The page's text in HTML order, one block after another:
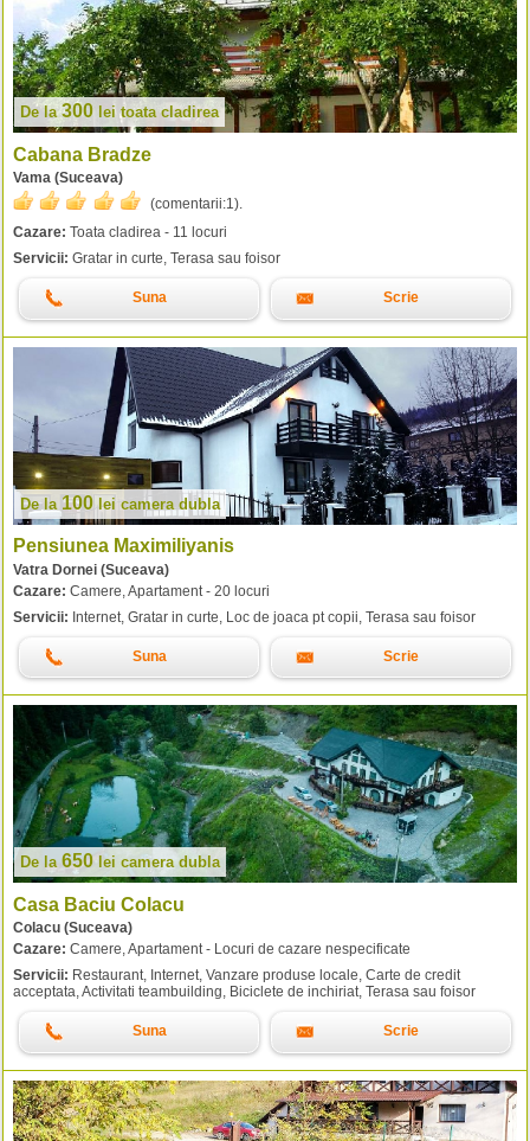
De la 300 leitoata cladirea
Cabana Bradze
Vama (Suceava)
(comentarii:1).
Cazare: Toata cladirea - 11 locuri
Servicii: Gratar in curte, Terasa sau foisor
Suna Scrie
De la 100 lei camera dubla
Pensiunea Maximiliyanis
Vatra Dornei (Suceava)
Cazare: Camere, Apartament - 20 locuri
Servicii: Internet, Gratar in curte, Loc de joaca pt copii, Terasa sau foisor
Suna Scrie
De la 650 lei camera dubla
Casa Baciu Colacu
Colacu (Suceava)
Cazare: Camere, Apartament - Locuri de cazare nespecificate
Servicii: Restaurant, Internet, Vanzare produse locale, Carte de credit
acceptata, Activitati teambuilding, Biciclete de inchiriat, Terasa sau foisor
Suna Scrie